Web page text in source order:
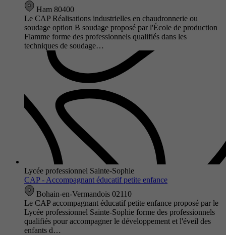
Ham 80400
Le CAP Réalisations industrielles en chaudronnerie ou
soudage option B soudage proposé par l'École de production
Flamme forme des professionnels qualifiés dans les
techniques de soudage…
Lycée professionnel Sainte-Sophie
CAP - Accompagnant éducatif petite enfance
Bohain-en-Vermandois 02110
Le CAP accompagnant éducatif petite enfance proposé par le
Lycée professionnel Sainte-Sophie forme des professionnels
qualifiés pour accompagner le développement et l'éveil des
enfants d…